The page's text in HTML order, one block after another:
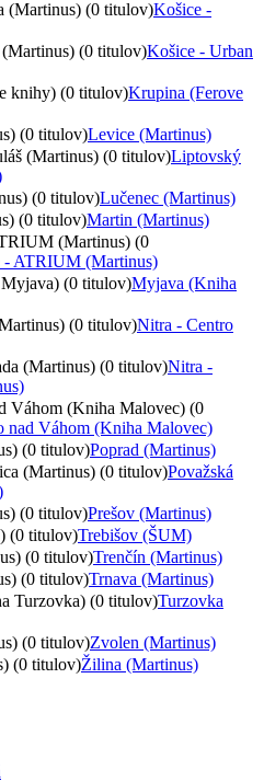
(Martinus) (0 titulov)Košice -
(0 titulov)Košice - Urban
knihy) (0 titulov)Krupina (Ferove
(0 titulov)Levice (Martinus)
(Martinus) (0 titulov)Liptovský
(0 titulov)Lučenec (Martinus)
(0 titulov)Martin (Martinus)
(Martinus) (0
- ATRIUM (Martinus)
(0 titulov)Myjava (Kniha
(0 titulov)Nitra - Centro
(Martinus) (0 titulov)Nitra -
Váhom (Kniha Malovec) (0
nad Váhom (Kniha Malovec)
(0 titulov)Poprad (Martinus)
(Martinus) (0 titulov)Považská
(0 titulov)Prešov (Martinus)
(0 titulov)Trebišov (ŠUM)
(0 titulov)Trenčín (Martinus)
(0 titulov)Trnava (Martinus)
Turzovka) (0 titulov)Turzovka
(0 titulov)Zvolen (Martinus)
(0 titulov)Žilina (Martinus)